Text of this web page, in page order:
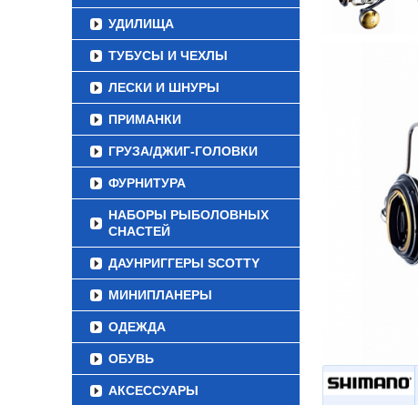
УДИЛИЩА
ТУБУСЫ И ЧЕХЛЫ
ЛЕСКИ И ШНУРЫ
ПРИМАНКИ
ГРУЗА/ДЖИГ-ГОЛОВКИ
ФУРНИТУРА
НАБОРЫ РЫБОЛОВНЫХ
СНАСТЕЙ
ДАУНРИГГЕРЫ SCOTTY
МИНИПЛАНЕРЫ
ОДЕЖДА
ОБУВЬ
АКСЕССУАРЫ